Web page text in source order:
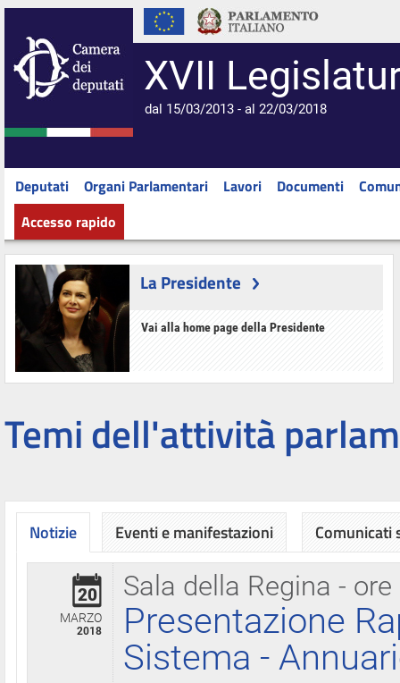
XVII
dal 15/03/2013 - al 22/03/2018
Deputati Organi Parlamentari Lavori Documenti
Accesso rapido
La Presidente
Vai alla home page della Presidente
Temi dell'attività
Notizie
Sala della Regina - ore
20
MARZO
2018
Presentazione
Sistema -
Eventi e manifestazioni Comunicati